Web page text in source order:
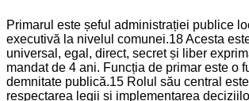
Primarul este șeful administrației publice
executivă la nivelul comunei.18 Acesta
universal, egal, direct, secret și liber
mandat de 4 ani. Funcția de primar este o
demnitate publică.15 Rolul său central
respectarea legii și implementarea